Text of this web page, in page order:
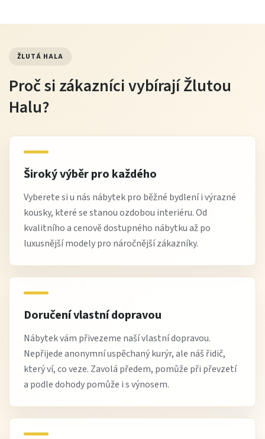
ŽLUTÁ HALA
Proč si zákazníci vybírají Žlutou
Halu?
Široký výběr pro každého
Vyberete si u nás nábytek pro běžné bydlení i výrazné
kousky, které se stanou ozdobou interiéru. Od
kvalitního a cenově dostupného nábytku až po
luxusnější modely pro náročnější zákazníky.
Doručení vlastní dopravou
Nábytek vám přivezeme naší vlastní dopravou.
Nepřijede anonymní uspěchaný kurýr, ale náš řidič,
který ví, co veze. Zavolá předem, pomůže při převzetí
a podle dohody pomůže i s výnosem.